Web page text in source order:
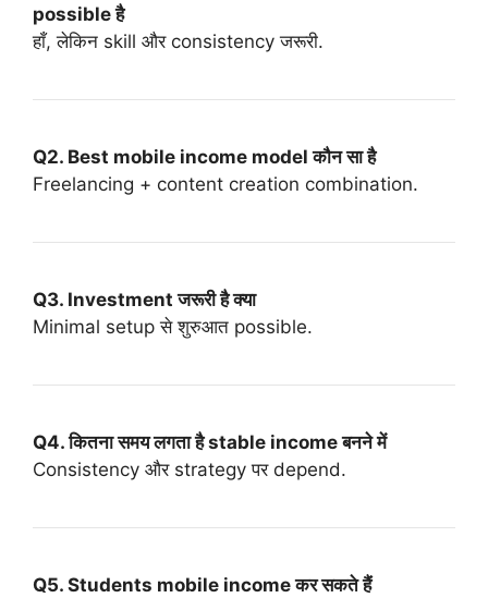
possible है
हाँ, लेकिन skill और consistency जरूरी.
Q2. Best mobile income model कौन सा है
Freelancing + content creation combination.
Q3. Investment जरूरी है क्या
Minimal setup से शुरुआत possible.
Q4. कितना समय लगता है stable income बनने में
Consistency और strategy पर depend.
Q5. Students mobile income कर सकते हैं